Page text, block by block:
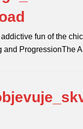
fun of the
and ProgressionThe